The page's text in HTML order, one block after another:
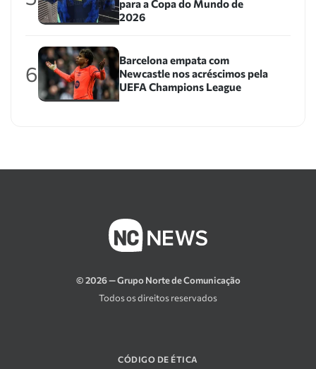
para a Copa do Mundo de
2026
6
Barcelona empata com
Newcastle nos acréscimos pela
UEFA Champions League
© 2026 — Grupo Norte de Comunicação
Todos os direitos reservados
CÓDIGO DE ÉTICA